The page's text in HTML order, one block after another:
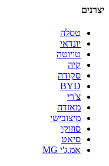
יצרנים
טסלה
יונדאי
טויוטה
קיה
סקודה
BYD
צ'רי
מאזדה
מיצובישי
סוזוקי
סיאט
אמ.ג'י MG